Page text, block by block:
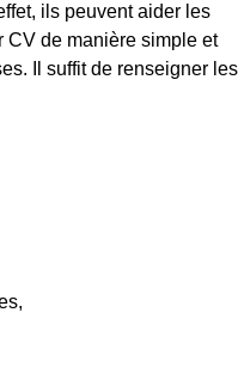
ils peuvent aider les
CV de manière simple et
Il suffit de renseigner les